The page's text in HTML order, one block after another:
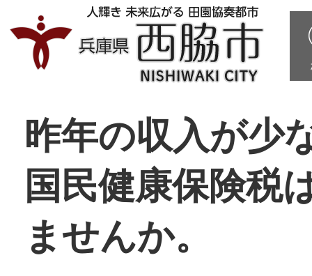
昨年の収入が少
国民健康保険税
ませんか。